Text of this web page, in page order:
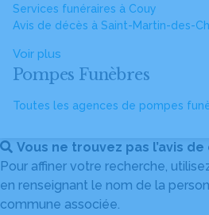
Services funéraires à Couy
Avis de décès à Saint-Martin-des-
Voir plus
Pompes Funèbres
Toutes les agences de pompes
Vous ne trouvez pas l’avis
Pour affiner votre recherche,
en renseignant le nom de la
commune associée.